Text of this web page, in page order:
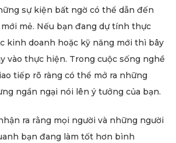
sự kiện bất ngờ có thể dẫn đến
mẻ. Nếu bạn đang dự tính thực
kinh doanh hoặc kỹ năng mới thì bây
vào thực hiện. Trong cuộc sống nghề
tiếp rõ ràng có thể mở ra những
ngần ngại nói lên ý tưởng của bạn.
ra rằng mọi người và những người
bạn đang làm tốt hơn bình